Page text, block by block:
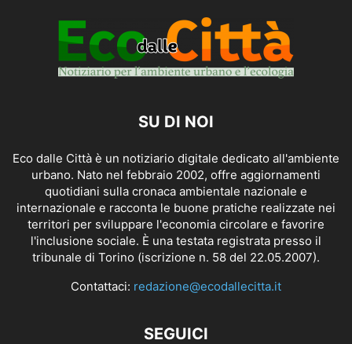
SU DI NOI
Eco dalle Città è un notiziario digitale dedicato all'ambiente
urbano. Nato nel febbraio 2002, offre aggiornamenti
quotidiani sulla cronaca ambientale nazionale e
internazionale e racconta le buone pratiche realizzate nei
territori per sviluppare l'economia circolare e favorire
l'inclusione sociale. È una testata registrata presso il
tribunale di Torino (iscrizione n. 58 del 22.05.2007).
Contattaci: redazione@ecodallecitta.it
SEGUICI